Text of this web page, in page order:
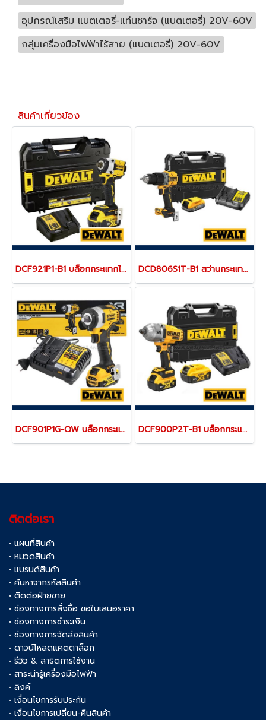
อุปกรณ์เสริม แบตเตอรี่-แท่นชาร์จ (แบตเตอรี่) 20V-60V
กลุ่มเครื่องมือไฟฟ้าไร้สาย (แบตเตอรี่) 20V-60V
สินค้าเกี่ยวข้อง
DCF921P1-B1 บล็อกกระแทกไร้สาย 1/2" 20V MAX (ขนาดเล็กน้ำหนักเบา) ไร้แปรงถ่าน แรงบิดสูงสุด 406 NM. ความเร็วรอบ 2800 RPM พร้อมแบตเตอรี่ 5.0AH "DEWALT" ดีวอลท์ DCD806S1T-B1 สว่านกระแทกไร้สาย (ไร้แปรงถ่าน) 20V MAX ขนาด 13 มม.แรงบิดสูงสุด 90NM./2000-34000RPM พร้อมแบตเตอรี่ POWERSTACK+ แท่นชาร์จ (ครบชุด) "DEWALT" ดีวอลท์
DCF901P1G-QW บล็อกกระแทกไร้สาย 1/2" 12V MAX (ขนาดเล็กน้ำหนักเบา) ไร้แปรงถ่าน แรงบิดสูงสุด 340 NM. ความเร็วรอบ 2850 RPM พร้อมแบตเตอรี่ 5.0AH + แท่นชาร์จ "DEWALT" ดีวอลท์ DCF900P2T-B1 บล็อกกระแทกไร้สาย 1/2" 20V MAX ไร้แปรงถ่าน แรงบิดสูงสุด 1396 NM. ความเร็วรอบ 2000 RPM พร้อมแบตเตอรี่ 5.0AH "DEWALT" ดีวอลท์
ติดต่อเรา
• แผนที่สินค้า
• หมวดสินค้า
• แบรนด์สินค้า
• ค้นหาจากรหัสสินค้า
• ติดต่อฝ่ายขาย
• ช่องทางการสั่งซื้อ ขอใบเสนอราคา
• ช่องทางการชำระเงิน
• ช่องทางการจัดส่งสินค้า
• ดาวน์โหลดแคตตาล็อก
• รีวิว & สาธิตการใช้งาน
• สาระน่ารู้เครื่องมือไฟฟ้า
• ลิงค์
• เงื่อนไขการรับประกัน
• เงื่อนไขการเปลี่ยน-คืนสินค้า